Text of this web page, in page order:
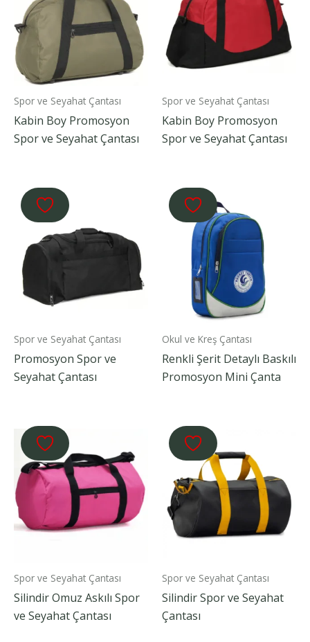
Spor ve Seyahat Çantası
Kabin Boy Promosyon
Spor ve Seyahat Çantası
Spor ve Seyahat Çantası
Kabin Boy Promosyon
Spor ve Seyahat Çantası
Spor ve Seyahat Çantası
Promosyon Spor ve
Seyahat Çantası
Okul ve Kreş Çantası
Renkli Şerit Detaylı Baskılı
Promosyon Mini Çanta
Spor ve Seyahat Çantası
Silindir Omuz Askılı Spor
ve Seyahat Çantası
Spor ve Seyahat Çantası
Silindir Spor ve Seyahat
Çantası